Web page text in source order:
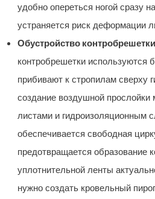
удобно опереться ногой сразу
устраняется риск деформации
Обустройство
контробрешетки
прибивают к стропилам сверху
создание воздушной
листами и гидроизоляционным
обеспечивается свободная
предотвращается образование
уплотнительной ленты
нужно создать кровельный